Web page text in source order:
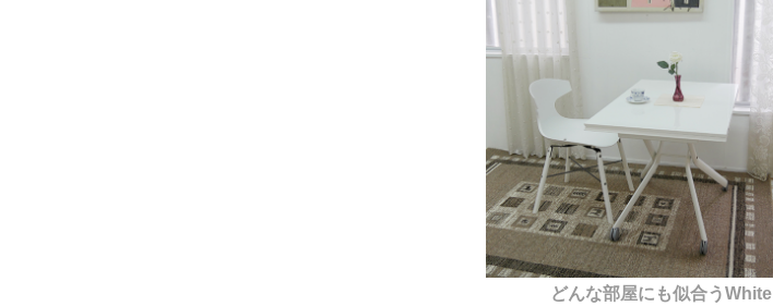
どんな部屋にも似合うWhite